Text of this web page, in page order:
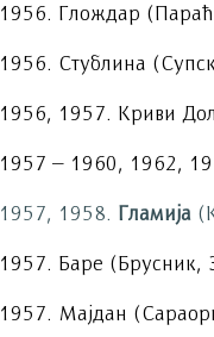
1956. Глождар
1956. Стублина
1956, 1957. Криви
1957 – 1960, 1962,
1957, 1958. Гламија
1957. Баре (Брусник,
1957. Мајдан